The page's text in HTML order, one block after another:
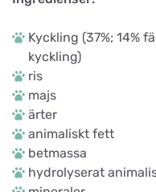
Kyckling (37%; 14%
kyckling)
ris
majs
ärter
animaliskt fett
betmassa
hydrolyserat